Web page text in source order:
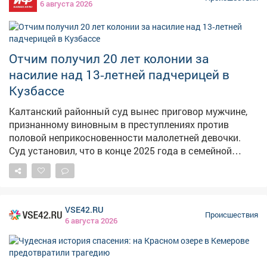
следствия, злоумышленники отсоединили кабель с
экскаватора, погрузили его в УАЗ, но не смогли уехать.
У них кончился бензин, а потом загорелась машина –
Сумма ущерба превысила 370 тысяч рублей.
Полицейские установили личности подозреваемых –
это 25-летний житель Прокопьевска и 33-летний
киселёвчанин. В отношении них возбуждено уголовное
дело о покушении на кражу в крупном размере.
Максимальное наказание – до шести лет лишения
свободы.
6 августа 2026
Отчим получил 20 лет колонии за
насилие над 13‑летней падчерицей в
Кузбассе
Калтанский районный суд вынес приговор мужчине,
признанному виновным в преступлениях против
половой неприкосновенности малолетней девочки.
Суд установил, что в конце 2025 года в семейной
квартире мужчина, будучи в состоянии алкогольного
опьянения, надругался над своей 13‑летней
тяжесть преступлений, их высокую общественную
опасность и то, что жертвой стал
несовершеннолетний, суд признал подсудимого
виновным. Мужчине назначили 20 лет лишения
VSE42.RU
6 августа 2026
Происшествия